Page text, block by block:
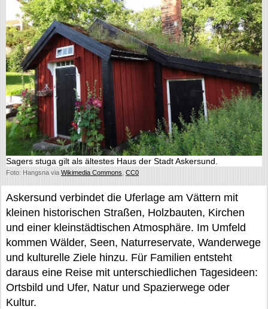
Sagers stuga gilt als ältestes Haus der Stadt Askersund.
Foto: Hangsna via Wikimedia Commons CC0
Askersund verbindet die Uferlage am Vättern mit
kleinen historischen Straßen, Holzbauten, Kirchen
und einer kleinstädtischen Atmosphäre. Im Umfeld
kommen Wälder, Seen, Naturreservate, Wanderwege
und kulturelle Ziele hinzu. Für Familien entsteht
daraus eine Reise mit unterschiedlichen Tagesideen:
Ortsbild und Ufer, Natur und Spazierwege oder
Kultur.